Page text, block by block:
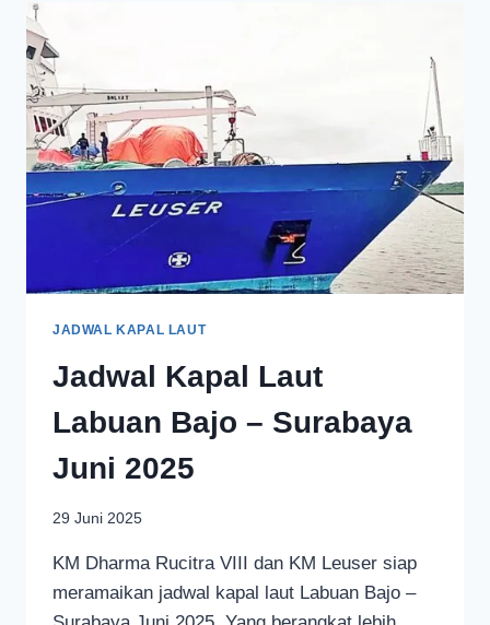
JADWAL KAPAL LAUT
Jadwal Kapal Laut
Labuan Bajo – Surabaya
Juni 2025
29 Juni 2025
KM Dharma Rucitra VIII dan KM Leuser siap
meramaikan jadwal kapal laut Labuan Bajo –